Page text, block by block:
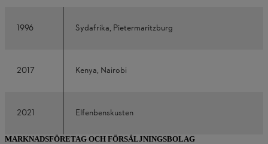
1996 Sydafrika, Pietermaritzburg
2017 Kenya, Nairobi
2021 Elfenbenskusten
MARKNADSFÖRETAG OCH FÖRSÄLJNINGSBOLAG